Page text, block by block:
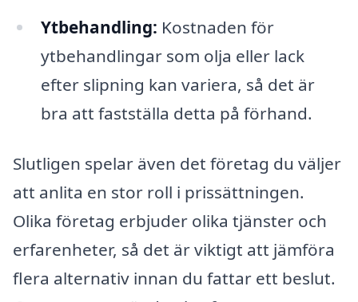
Ytbehandling: Kostnaden för
ytbehandlingar som olja eller lack
efter slipning kan variera, så det är
bra att fastställa detta på förhand.
Slutligen spelar även det företag du väljer
att anlita en stor roll i prissättningen.
Olika företag erbjuder olika tjänster och
erfarenheter, så det är viktigt att jämföra
flera alternativ innan du fattar ett beslut.